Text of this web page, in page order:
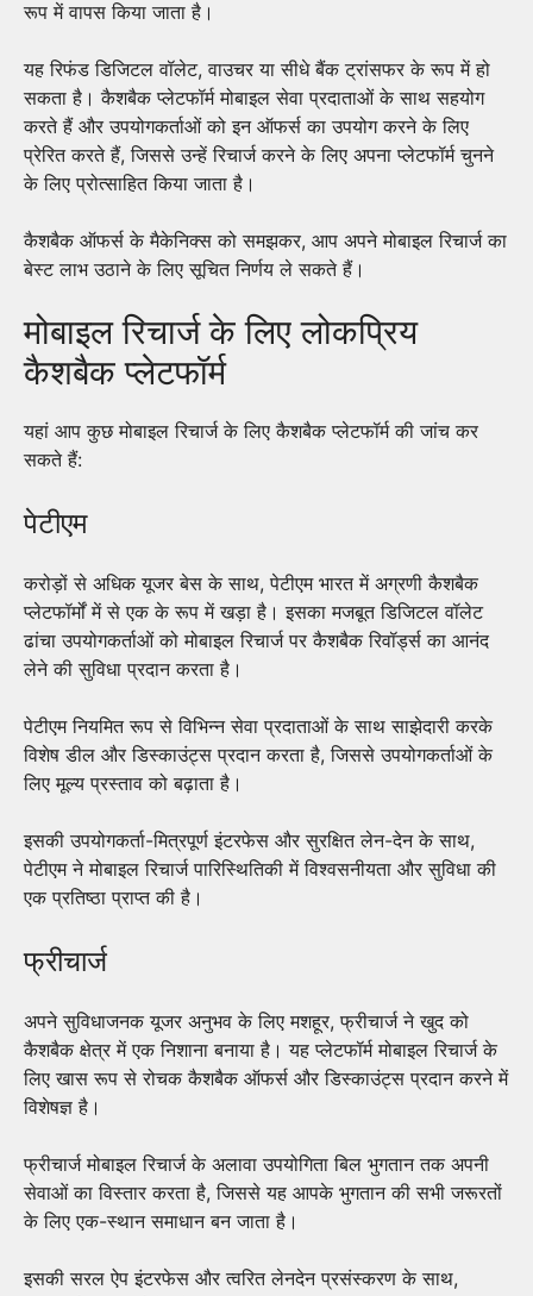
रूप में वापस किया जाता है।
यह रिफंड डिजिटल वॉलेट, वाउचर या सीधे बैंक ट्रांसफर के रूप में हो
सकता है। कैशबैक प्लेटफॉर्म मोबाइल सेवा प्रदाताओं के साथ सहयोग
करते हैं और उपयोगकर्ताओं को इन ऑफर्स का उपयोग करने के लिए
प्रेरित करते हैं, जिससे उन्हें रिचार्ज करने के लिए अपना प्लेटफॉर्म चुनने
के लिए प्रोत्साहित किया जाता है।
कैशबैक ऑफर्स के मैकेनिक्स को समझकर, आप अपने मोबाइल रिचार्ज का
बेस्ट लाभ उठाने के लिए सूचित निर्णय ले सकते हैं।
मोबाइल रिचार्ज के लिए लोकप्रिय
कैशबैक प्लेटफॉर्म
यहां आप कुछ मोबाइल रिचार्ज के लिए कैशबैक प्लेटफॉर्म की जांच कर
सकते हैं:
पेटीएम
करोड़ों से अधिक यूजर बेस के साथ, पेटीएम भारत में अग्रणी कैशबैक
प्लेटफॉर्मों में से एक के रूप में खड़ा है। इसका मजबूत डिजिटल वॉलेट
ढांचा उपयोगकर्ताओं को मोबाइल रिचार्ज पर कैशबैक रिवॉर्ड्स का आनंद
लेने की सुविधा प्रदान करता है।
पेटीएम नियमित रूप से विभिन्न सेवा प्रदाताओं के साथ साझेदारी करके
विशेष डील और डिस्काउंट्स प्रदान करता है, जिससे उपयोगकर्ताओं के
लिए मूल्य प्रस्ताव को बढ़ाता है।
इसकी उपयोगकर्ता-मित्रपूर्ण इंटरफेस और सुरक्षित लेन-देन के साथ,
पेटीएम ने मोबाइल रिचार्ज पारिस्थितिकी में विश्वसनीयता और सुविधा की
एक प्रतिष्ठा प्राप्त की है।
फ्रीचार्ज
अपने सुविधाजनक यूजर अनुभव के लिए मशहूर, फ्रीचार्ज ने खुद को
कैशबैक क्षेत्र में एक निशाना बनाया है। यह प्लेटफॉर्म मोबाइल रिचार्ज के
लिए खास रूप से रोचक कैशबैक ऑफर्स और डिस्काउंट्स प्रदान करने में
विशेषज्ञ है।
फ्रीचार्ज मोबाइल रिचार्ज के अलावा उपयोगिता बिल भुगतान तक अपनी
सेवाओं का विस्तार करता है, जिससे यह आपके भुगतान की सभी जरूरतों
के लिए एक-स्थान समाधान बन जाता है।
इसकी सरल ऐप इंटरफेस और त्वरित लेनदेन प्रसंस्करण के साथ,